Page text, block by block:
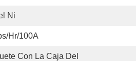
Ni
hr/100A
Con La Caja Del